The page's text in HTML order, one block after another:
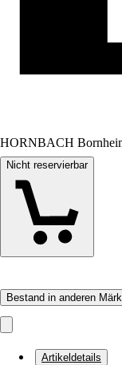
HORNBACH
Nicht reservierbar
Bestand in anderen
Artikeldetails